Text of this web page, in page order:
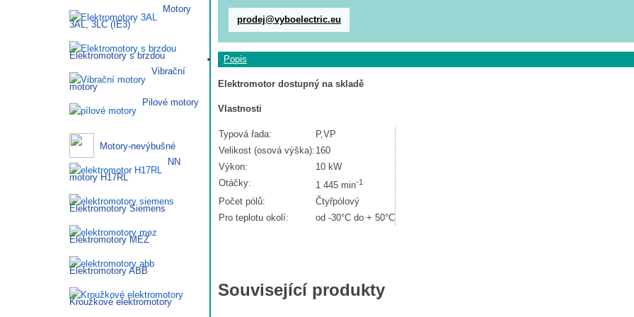
prodej@vyboelectric.eu
Popis
Elektromotor dostupný na skladě
Vlastnosti
Typová řada:
P,VP
Velikost (osová výška): 160
Výkon:
10 kW
Otáčky:
1 445 min-1
Počet pólů:
Čtyřpólový
Pro teplotu okolí:
od -30°C do + 50°C
Související produkty
Motory
3AL, 3LC (IE3)
Elektromotory s brzdou
Vibrační
motory
Pilové motory
Motory-nevýbušné
NN
motory H17RL
Elektromotory Siemens
Elektromotory MEZ
Elektromotory ABB
Kroužkové elektromotory